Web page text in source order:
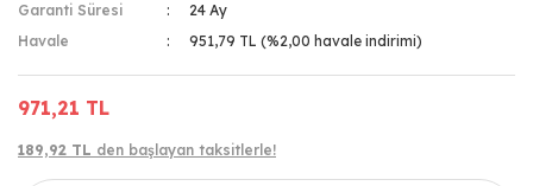
Garanti Süresi
24 Ay
Havale
951,79 TL (%2,00 havale indirimi)
971,21 TL
189,92 TL den başlayan taksitlerle!